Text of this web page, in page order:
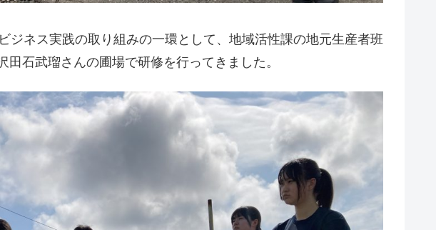
ジネス実践の取り組みの一環として、地域活性課の地元生産者班
石武瑠さんの圃場で研修を行ってきました。